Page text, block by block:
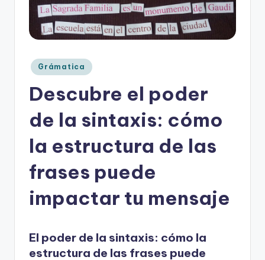
o
Publicado
en
Grámatica
Descubre el poder
de la sintaxis: cómo
la estructura de las
frases puede
impactar tu mensaje
El poder de la sintaxis: cómo la
estructura de las frases puede